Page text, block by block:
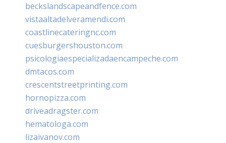
beckslandscapeandfence.com
vistaaltadelveramendi.com
coastlinecateringnc.com
cuesburgershouston.com
psicologiaespecializadaencampeche.com
dmtacos.com
crescentstreetprinting.com
hornopizza.com
driveadragster.com
hematologa.com
lizaivanov.com